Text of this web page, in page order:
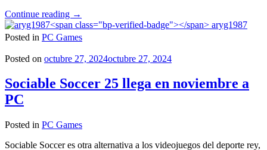
Continue reading "Lanzamientos
de
Noviembre"
→
aryg1987
Posted in PC Games
Posted on octubre 27, 2024octubre 27, 2024
Sociable Soccer 25 llega en noviembre a
PC
Posted in PC Games
Sociable Soccer es otra alternativa a los videojuegos del deporte rey,